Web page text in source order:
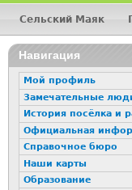
Главное
Сельский Маяк
16+
Навигация
Мой профиль
Замечательные
История посёлка и
Официальная
Справочное бюро
Наши карты
Образование